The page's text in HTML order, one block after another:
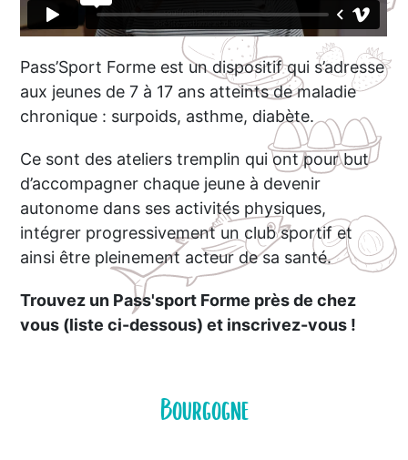
Pass’Sport Forme est un dispositif qui s’adresse
aux jeunes de 7 à 17 ans atteints de maladie
chronique : surpoids, asthme, diabète.
Ce sont des ateliers tremplin qui ont pour but
d’accompagner chaque jeune à devenir
autonome dans ses activités physiques,
intégrer progressivement un club sportif et
ainsi être pleinement acteur de sa santé.
Trouvez un Pass'sport Forme près de chez
vous (liste ci-dessous) et inscrivez-vous !
Bourgogne